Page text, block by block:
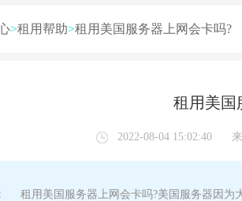
>租用帮助>租用美国服务器上网会卡吗?
租用美国
2022-08-04 15:02:40
租用美国服务器上网会卡吗?美国服务器因为